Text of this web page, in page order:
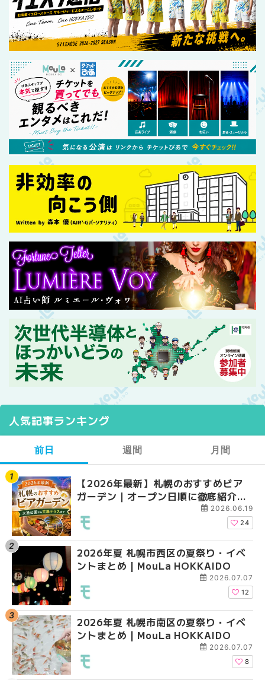
人気記事ランキング
前日
【2026年最新】札幌のおすすめビア
ガーデン｜オープン日順に徹底紹介！
大通公園から穴場テラスまで | MouLa
HOKKAIDO
2026.06.19
24
2026年夏 札幌市西区の夏祭り・イベ
ントまとめ | MouLa HOKKAIDO
2026.07.07
12
2026年夏 札幌市南区の夏祭り・イベ
ントまとめ | MouLa HOKKAIDO
2026.07.07
8
週間
【2026年最新】札幌
ガーデン｜オープン日
大通公園から穴場テ
2026年夏 札幌市西区
ントまとめ | MouLa
2026年夏 札幌市北区
ントまとめ | MouLa
月間
【2026年最新】札幌
ガーデン｜オープン日
大通公園から穴場テ
2026年夏 札幌市北区
ントまとめ | MouLa
2026年夏 札幌市西区
ントまとめ | MouLa